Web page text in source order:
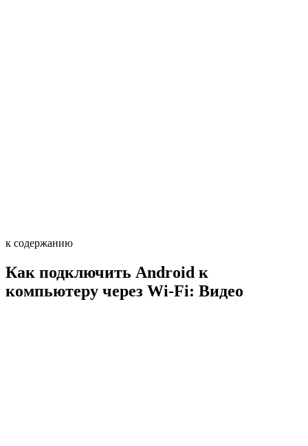
к содержанию
Как подключить Android к
компьютеру через Wi-Fi: Видео